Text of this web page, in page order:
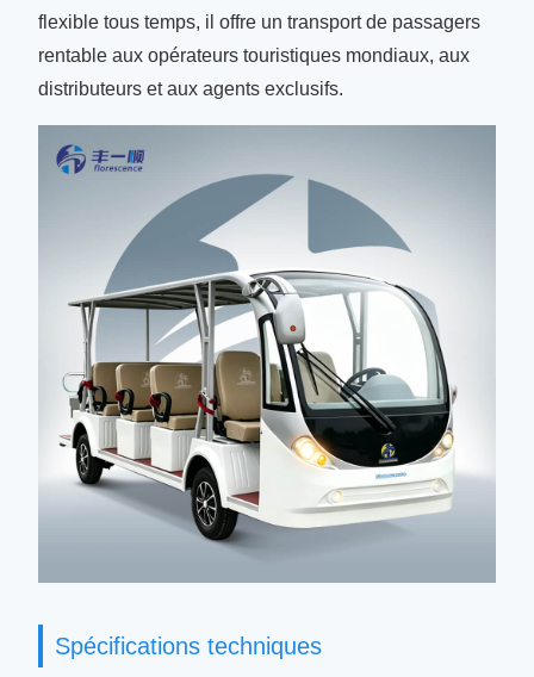
flexible tous temps, il offre un transport de passagers
rentable aux opérateurs touristiques mondiaux, aux
distributeurs et aux agents exclusifs.
Spécifications techniques